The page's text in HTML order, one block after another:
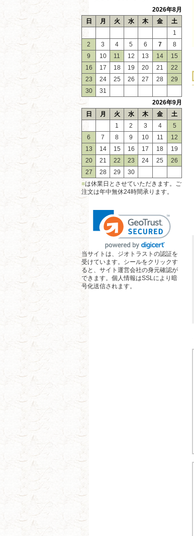
2026年8月
日
月 火 水 木 金
土
1
2
3 4 5 6 7
8
9
10 11 12 13 14
15
16
17 18 19 20 21
22
23
24 25 26 27 28
29
30
31
2026年9月
日
月 火 水 木 金
土
1
2 3 4
5
6
7 8 9 10 11
12
13
14 15 16 17 18
19
20
21 22 23 24 25
26
27
28 29
30
■は休業日とさせていただきます。ご
注文は年中無休24時間承ります。
当サイトは、ジオトラストの認証を
受けています。シールをクリックす
ると、サイト運営会社の身元確認が
できます。個人情報はSSLにより暗
号化送信されます。